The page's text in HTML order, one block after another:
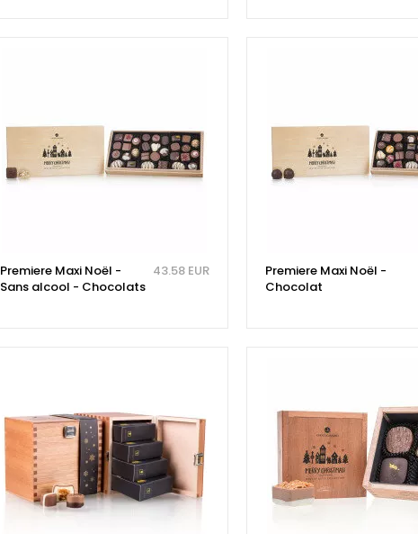
Premiere Maxi Noël -
Sans alcool - Chocolats
43.58 EUR
Premiere Maxi Noël -
Chocolat